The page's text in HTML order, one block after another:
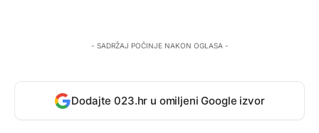
- SADRŽAJ POČINJE NAKON OGLASA -
Dodajte 023.hr u omiljeni Google izvor